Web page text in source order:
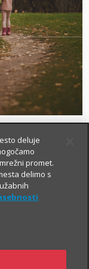
deluje
promet.
delimo s